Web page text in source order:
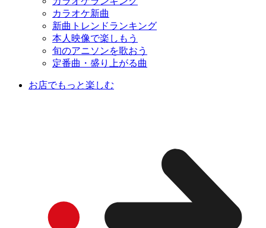
カラオケ新曲
新曲トレンドランキング
本人映像で楽しもう
旬のアニソンを歌おう
定番曲・盛り上がる曲
お店でもっと楽しむ